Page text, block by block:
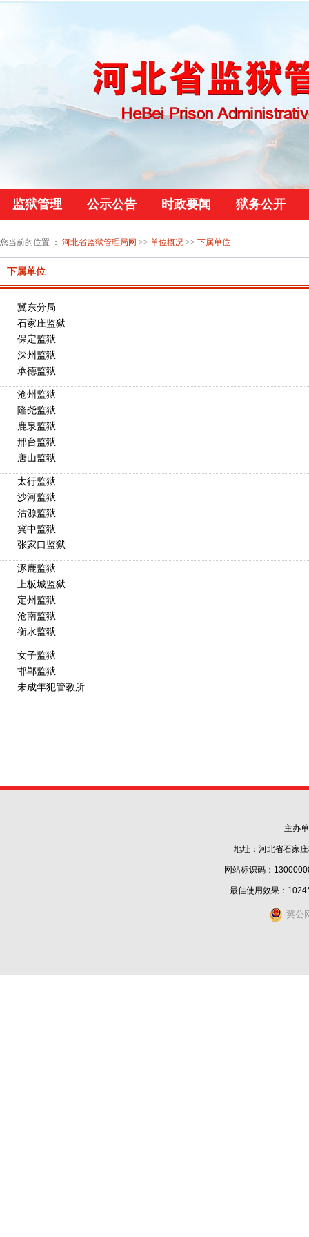
监狱管理 公示公告 时政要闻 狱务公开
您当前的位置 ： 河北省监狱管理局网 >> 单位概况 >> 下属单位
下属单位
冀东分局
石家庄监狱
保定监狱
深州监狱
承德监狱
沧州监狱
隆尧监狱
鹿泉监狱
邢台监狱
唐山监狱
太行监狱
沙河监狱
沽源监狱
冀中监狱
张家口监狱
涿鹿监狱
上板城监狱
定州监狱
沧南监狱
衡水监狱
女子监狱
邯郸监狱
未成年犯管教所
主办
地址：河北省石家
网站标识码：
最佳使用效果：
冀公